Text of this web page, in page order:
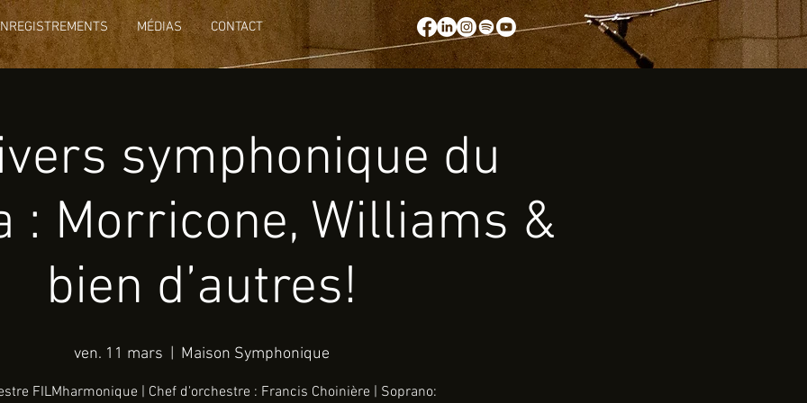
MÉDIAS CONTACT
symphonique du
: Morricone, Williams &
bien d’autres!
ven. 11 mars Maison Symphonique
FILMharmonique | Chef d'orchestre : Francis Choinière | Soprano: